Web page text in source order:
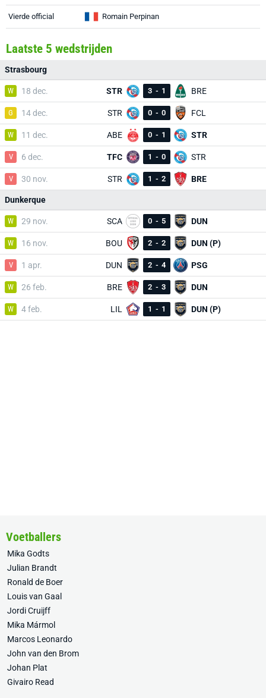
Vierde official Romain Perpinan
Laatste 5 wedstrijden
Strasbourg
W 18 dec. STR 3 - 1 BRE
G 14 dec. STR 0 - 0 FCL
W 11 dec. ABE 0 - 1 STR
V 6 dec. TFC 1 - 0 STR
V 30 nov. STR 1 - 2 BRE
Dunkerque
W 29 nov. SCA 0 - 5 DUN
W 16 nov. BOU 2 - 2 DUN (P)
V 1 apr. DUN 2 - 4 PSG
W 26 feb. BRE 2 - 3 DUN
W 4 feb. LIL 1 - 1 DUN (P)
Voetballers
Mika Godts
Julian Brandt
Ronald de Boer
Louis van Gaal
Jordi Cruijff
Mika Mármol
Marcos Leonardo
John van den Brom
Johan Plat
Givairo Read